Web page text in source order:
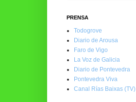
PRENSA
Todogrove
Diario de Arousa
Faro de Vigo
La Voz de Galicia
Diario de Pontevedra
Pontevedra Viva
Canal Rías Baixas (TV)